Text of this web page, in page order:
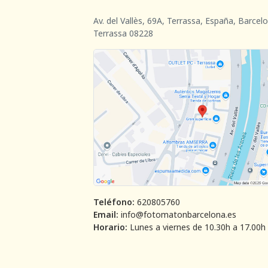
Av. del Vallès, 69A, Terrassa, España,
Terrassa 08228
Teléfono: 620805760
Email: info@fotomatonbarcelona.es
Horario: Lunes a viernes de 10.30h a 17.00h